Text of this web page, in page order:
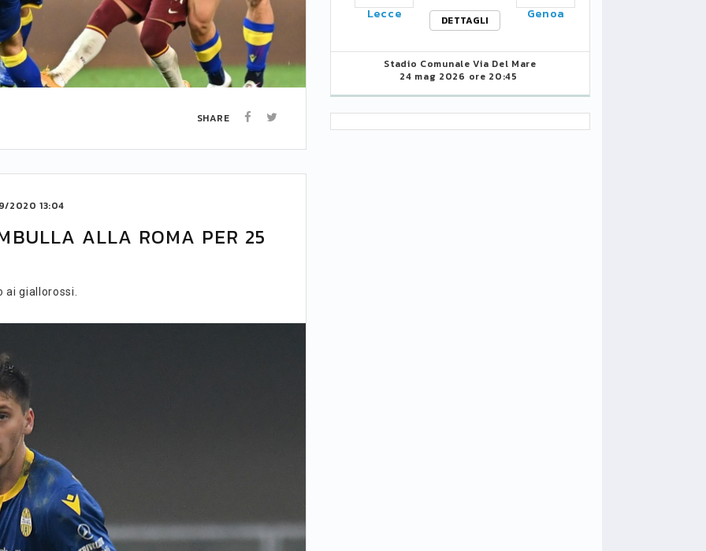
SHARE
2020 13:04
ALLA ROMA PER 25
ai giallorossi.
Lecce
DETTAGLI
Genoa
Stadio Comunale Via Del Mare
24 mag 2026 ore 20:45